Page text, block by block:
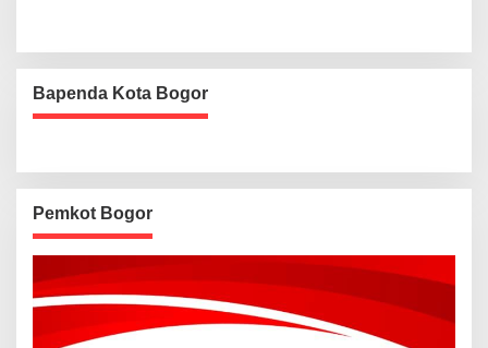
Bapenda Kota Bogor
Pemkot Bogor